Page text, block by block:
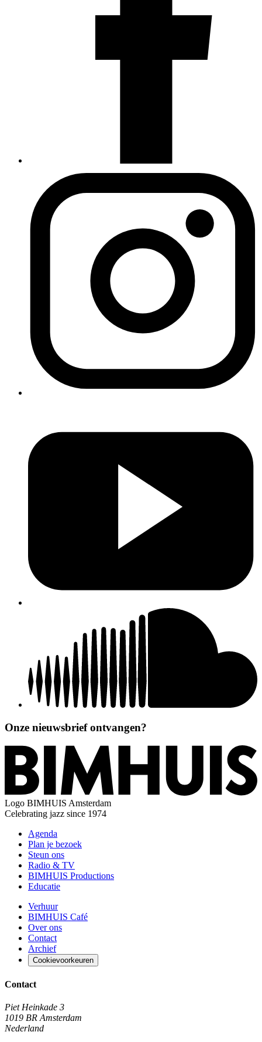
Onze nieuwsbrief ontvangen?
Logo BIMHUIS Amsterdam
Celebrating jazz since 1974
Agenda
Plan je bezoek
Steun ons
Radio & TV
BIMHUIS Productions
Educatie
Verhuur
BIMHUIS Café
Over ons
Contact
Archief
Cookievoorkeuren
Contact
Piet Heinkade 3
1019 BR Amsterdam
Nederland